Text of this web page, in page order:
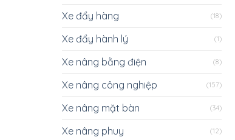
Xe đẩy hàng (18)
Xe đẩy hành lý (1)
Xe nâng bằng điện (8)
Xe nâng công nghiệp (157)
Xe nâng mặt bàn (34)
Xe nâng phuy (12)